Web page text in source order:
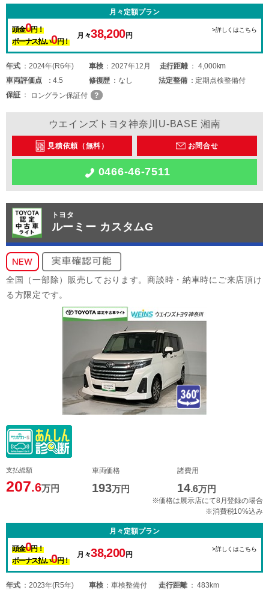
月々定額プラン
頭金0円！
ボーナス払い0円！
月々38,200円
>詳しくはこちら
年式 2024年(R6年) 車検 2027年12月 走行距離
4,000km
車両評価点 4.5 修復歴 なし 法定整備
定期点検整備付
保証
ロングラン保証付
ウエインズトヨタ神奈川U-BASE 湘南
見積依頼（無料） お問合せ
0466-46-7511
トヨタ
ルーミー カスタムG
全国（一部除）販売しております。商談時・納車時にご来店頂け
る方限定です。
支払総額
207.6万円
車両価格
193万円
諸費用
14.6万円
※価格は展示店にて8月登録の場合
※消費税10%込み
月々定額プラン
頭金0円！
ボーナス払い0円！
月々38,200円
>詳しくはこちら
年式 2023年(R5年) 車検 車検整備付 走行距離
483km